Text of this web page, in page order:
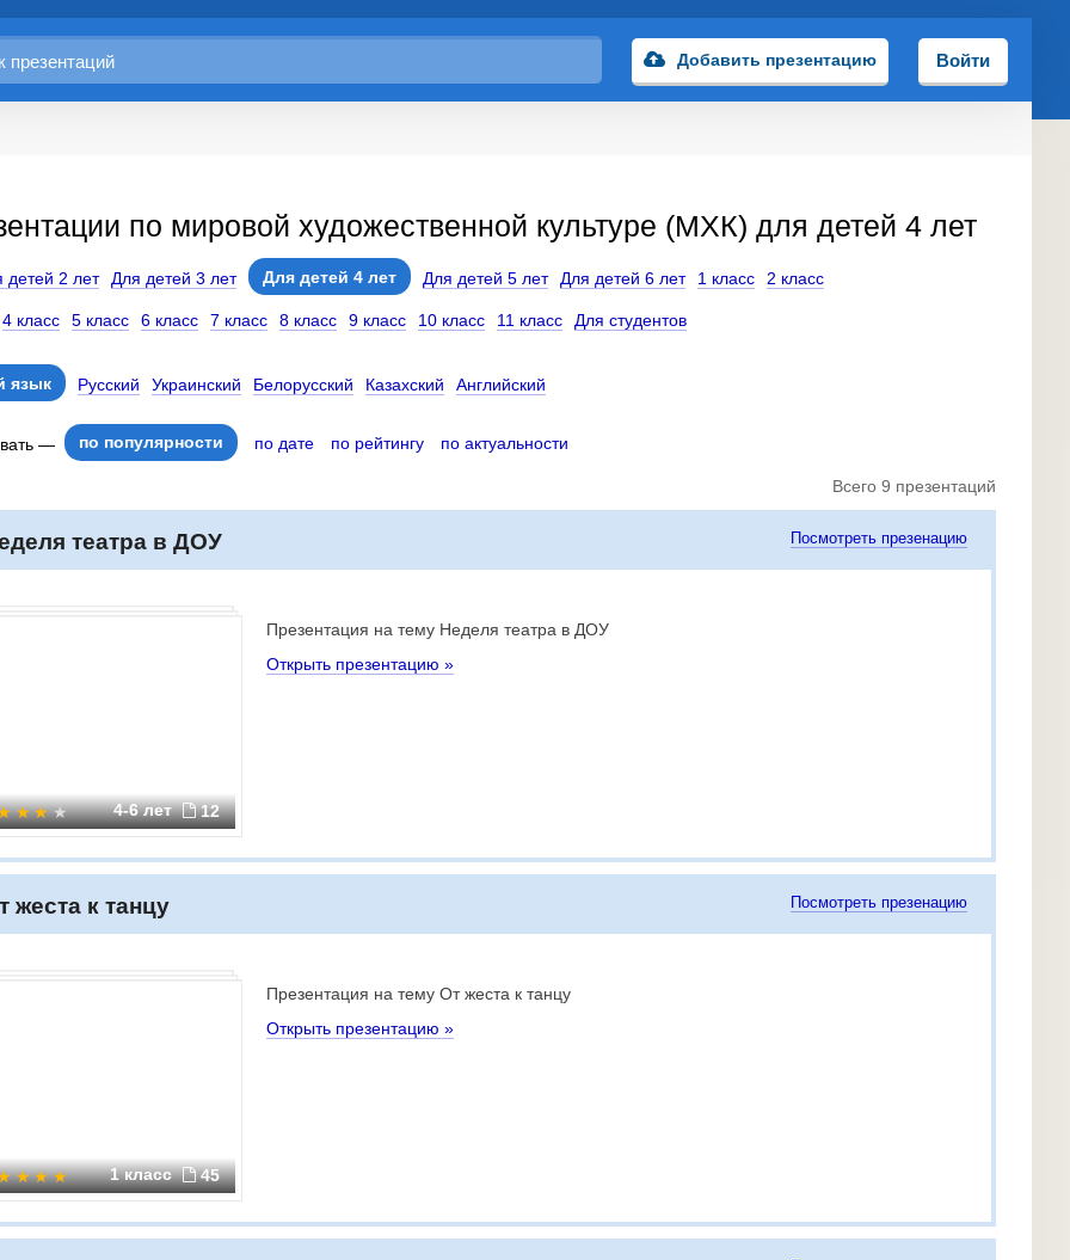
Добавить презентацию Войти
по мировой художественной культуре (МХК) для детей 4 лет
детей 2 лет Для детей 3 лет Для детей 4 лет Для детей 5 лет Для детей 6 лет 1 класс 2 класс
4 класс 5 класс 6 класс 7 класс 8 класс 9 класс 10 класс 11 класс Для студентов
язык Русский Украинский Белорусский Казахский Английский
— по популярности по дате по рейтингу по актуальности
Всего 9 презентаций
театра в ДОУ Посмотреть презенацию
4-6 лет 12
Презентация на тему Неделя театра в ДОУ
Открыть презентацию »
жеста к танцу Посмотреть презенацию
1 класс 45
Презентация на тему От жеста к танцу
Открыть презентацию »